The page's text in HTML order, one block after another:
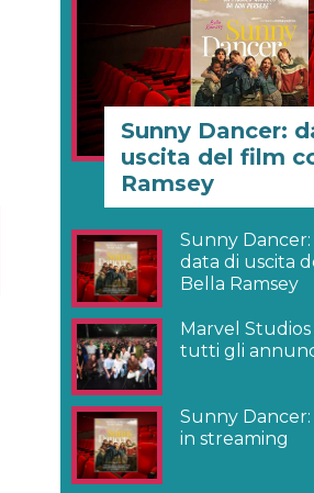
Sunny Dancer:
uscita del film
Ramsey
Sunny Dancer:
data di uscita
Bella Ramsey
Marvel Studios
tutti gli
Sunny
in streaming